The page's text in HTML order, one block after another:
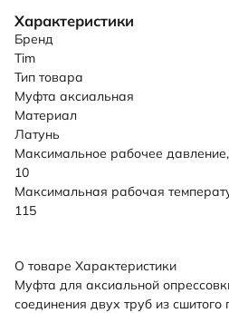
Характеристики
Бренд
Tim
Тип товара
Муфта аксиальная
Материал
Латунь
Максимальное рабочее
10
Максимальная рабочая
115
О товаре Характеристики
Муфта для аксиальной
соединения двух труб из сшитого